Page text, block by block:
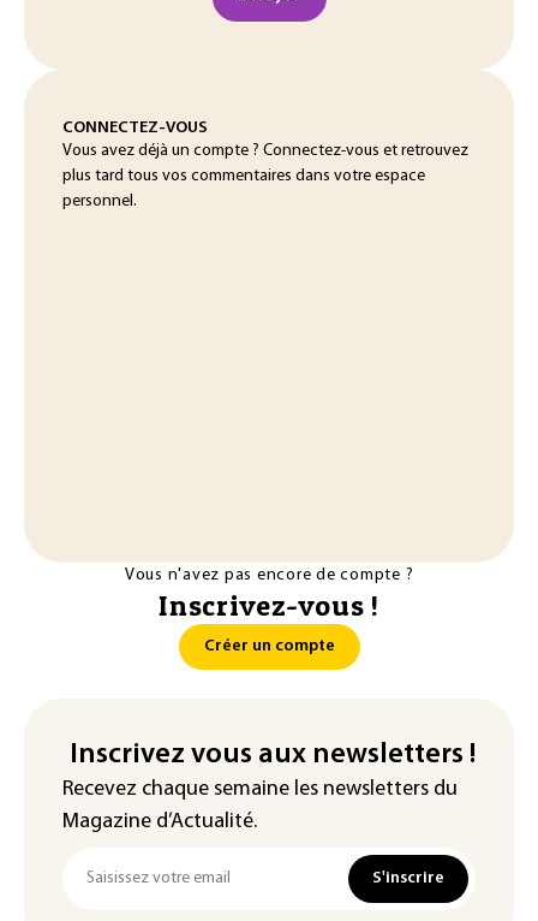
CONNECTEZ-VOUS
Vous avez déjà un compte ? Connectez-vous et retrouvez
plus tard tous vos commentaires dans votre espace
personnel.
Vous n'avez pas encore de compte ?
Inscrivez-vous !
Créer un compte
Inscrivez vous aux newsletters !
Recevez chaque semaine les newsletters du
Magazine d’Actualité.
S'inscrire